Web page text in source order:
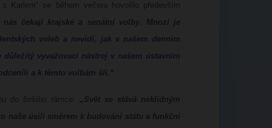
Karlem“ se během večera hovořilo především
nás čekají krajské a senátní volby. Mnozí je
voleb a nevidí, jak v našem denním
vyvažovací nástroj v našem ústavním
a k těmto volbám šli.“
do širšího rámce: „Svět se stává neklidným
naše úsilí směrem k budování státu a funkční